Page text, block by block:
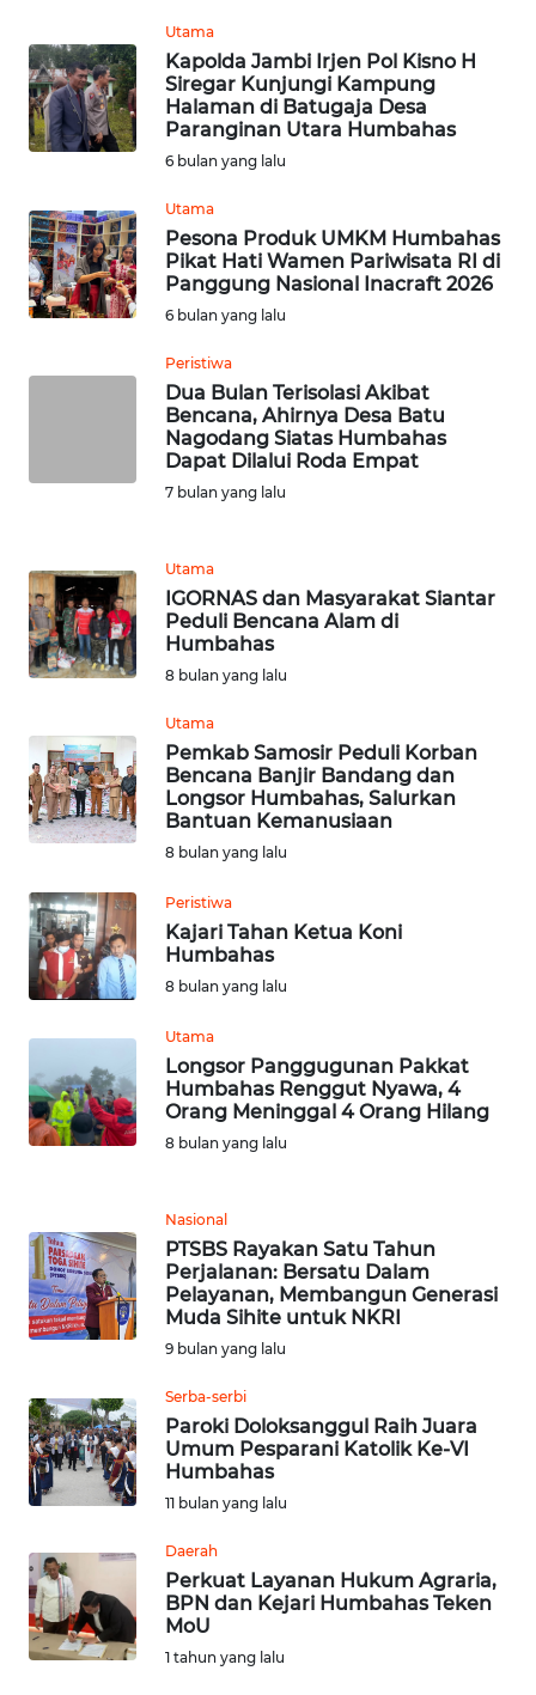
Utama
Kapolda Jambi Irjen Pol Kisno H
Siregar Kunjungi Kampung
Halaman di Batugaja Desa
Paranginan Utara Humbahas
6 bulan yang lalu
Utama
Pesona Produk UMKM Humbahas
Pikat Hati Wamen Pariwisata RI di
Panggung Nasional Inacraft 2026
6 bulan yang lalu
Peristiwa
Dua Bulan Terisolasi Akibat
Bencana, Ahirnya Desa Batu
Nagodang Siatas Humbahas
Dapat Dilalui Roda Empat
7 bulan yang lalu
Utama
IGORNAS dan Masyarakat Siantar
Peduli Bencana Alam di
Humbahas
8 bulan yang lalu
Utama
Pemkab Samosir Peduli Korban
Bencana Banjir Bandang dan
Longsor Humbahas, Salurkan
Bantuan Kemanusiaan
8 bulan yang lalu
Peristiwa
Kajari Tahan Ketua Koni
Humbahas
8 bulan yang lalu
Utama
Longsor Panggugunan Pakkat
Humbahas Renggut Nyawa, 4
Orang Meninggal 4 Orang Hilang
8 bulan yang lalu
Nasional
PTSBS Rayakan Satu Tahun
Perjalanan: Bersatu Dalam
Pelayanan, Membangun Generasi
Muda Sihite untuk NKRI
9 bulan yang lalu
Serba-serbi
Paroki Doloksanggul Raih Juara
Umum Pesparani Katolik Ke-VI
Humbahas
11 bulan yang lalu
Daerah
Perkuat Layanan Hukum Agraria,
BPN dan Kejari Humbahas Teken
MoU
1 tahun yang lalu
DISCLAIMER
Wahana
News
Regional
WN
SUMUT
WN
JAKARTA
NTT
WN
KEPRI
WN
PAPUA
WN
WN
RIAU
WN
JAMBI
SULTRA
WN
NTB
SULTENG
WN
SULBAR
WN
BABEL
WN